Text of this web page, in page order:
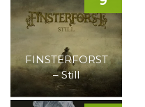
FINSTERFORST
– Still